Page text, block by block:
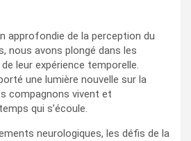
approfondie de la perception du
nous avons plongé dans les
leur expérience temporelle.
une lumière nouvelle sur la
compagnons vivent et
qui s’écoule.
neurologiques, les défis de la